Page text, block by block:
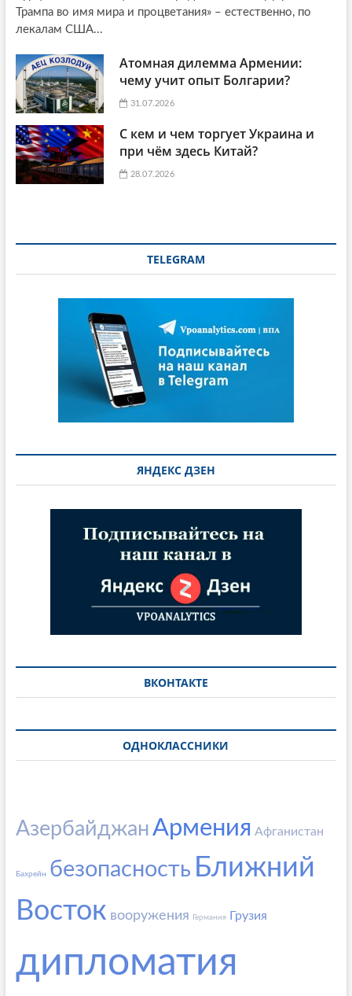
Трампа во имя мира и процветания» – естественно, по
лекалам США...
Атомная дилемма Армении:
чему учит опыт Болгарии?
31.07.2026
С кем и чем торгует Украина и
при чём здесь Китай?
28.07.2026
TELEGRAM
ЯНДЕКС ДЗЕН
ВКОНТАКТЕ
ОДНОКЛАССНИКИ
АзербайджанАрмения Афганистан
Бахрейн безопасность Ближний
Восток вооружения Германия Грузия
дипломатия